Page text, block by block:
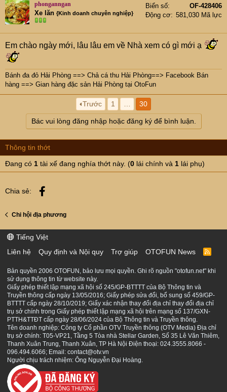
phonganngan
Xe lăn {Kinh doanh chuyên nghiệp}
Biển số
OF-428406
Động cơ
581,030 Mã lực
Em chào ngày mới, lâu lâu em về Nhà xem có gì mới ạ
Bánh đa đỏ Hải Phòng ==> Chả cá thu Hải Phòng==> Facebook Bán
hàng ==> Gian hàng đặc sản Hải Phòng tại OtoFun
Trước 1 30
Bác vui lòng đăng nhập hoặc đăng ký để bình luận.
Thông tin thớt
Đang có 1 tài xế đang nghía thớt này. (0 lái chính và 1 lái phụ)
Chia sẻ:
Chi hội địa phương
Tiếng Việt
Liên hệ
Quy định và Nội quy Trợ giúp OTOFUN News
R
S
Bản quyền 2006 OTOFUN, bảo lưu mọi quyền. Ghi rõ nguồn "otofun.net" khi
sử dụng thông tin từ website này.
Giấy phép thiết lập mạng xã hội số 245/GP-BTTTT của Bộ Thông tin và
Truyền thông cấp ngày 13/05/2016; Giấy phép sửa đổi, bổ sung số 459/GP-
BTTTT cấp ngày 28/10/2019; Giấy xác nhận thay đổi địa chỉ thay đổi địa chỉ
trụ sở chính trong Giấy phép thiết lập mạng xã hội trên mạng số 137/GXN-
PTTH&TTĐT cấp ngày 28/06/2024 của Bộ Thông tin và Truyền thông.
Tên doanh nghiệp: Công ty Cổ phần OTV Truyền thông (OTV Media) Địa chỉ
trụ sở chính: T05-VP21, Tầng 5 Tòa nhà Stellar Garden, Số 35 Lê Văn Thiêm,
Thanh Xuân Trung, Thanh Xuân, TP Hà Nội Điện thoại: 024.3555.8066 -
096.494.6066; Email: contact@otv.vn
Người chịu trách nhiệm: Ông Nguyễn Đại Hoàng.